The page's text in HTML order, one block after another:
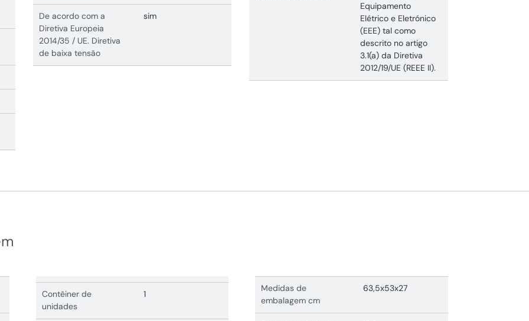
De acordo com a
Diretiva Europeia
2014/35 / UE. Diretiva
de baixa tensão
sim
Equipamento
Elétrico e Eletrónico
(EEE) tal como
descrito no artigo
3.1(a) da Diretiva
2012/19/UE (REEE II).
Contêiner de
unidades
1
Medidas de
embalagem cm
63,5x53x27